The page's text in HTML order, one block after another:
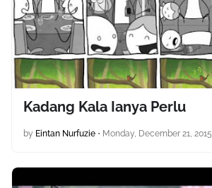
Kadang Kala Ianya Perlu
by Eintan Nurfuzie • Monday, December 21, 2015